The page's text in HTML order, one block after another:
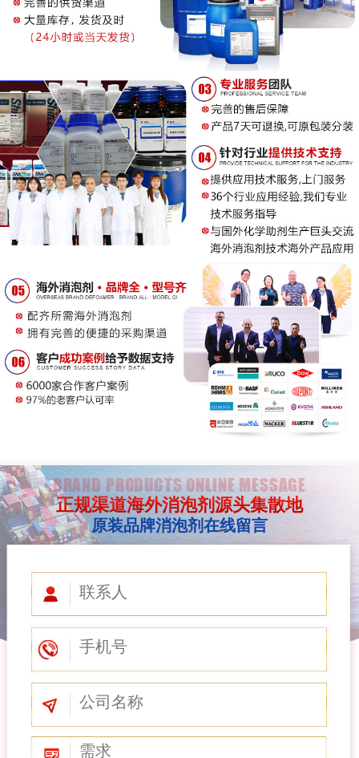
BRAND PRODUCTS ONLINE MESSAGE
正规渠道海外消泡剂源头集散地
原装品牌消泡剂在线留言